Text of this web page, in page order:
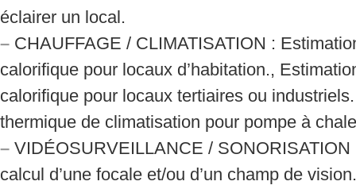
éclairer un local.
– CHAUFFAGE / CLIMATISATION :
calorifique pour locaux d’habitation.,
calorifique pour locaux tertiaires ou
thermique de climatisation pour pompe à
– VIDÉOSURVEILLANCE / SONORISATION
calcul d’une focale et/ou d’un champ de